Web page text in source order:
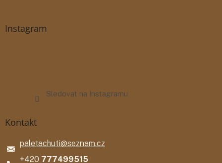
Instagram
Sledovat na Instagramu
Kontakt
paletachuti@seznam.cz
777499515